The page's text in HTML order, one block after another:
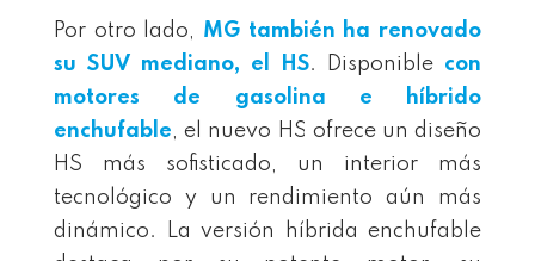
Por otro lado, MG también ha renovado
su SUV mediano, el HS. Disponible con
motores de gasolina e híbrido
enchufable, el nuevo HS ofrece un diseño
HS más sofisticado, un interior más
tecnológico y un rendimiento aún más
dinámico. La versión híbrida enchufable